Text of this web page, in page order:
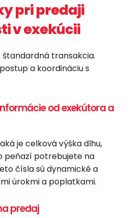
pri predaji
v exekúcii
štandardná transakcia.
a koordináciu s
od exekútora a
je celková výška dlhu,
peňazí potrebujete na
čísla sú dynamické a
úrokmi a poplatkami.
predaj